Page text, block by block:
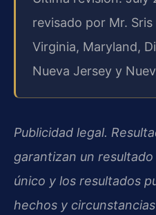
revisado por Mr.
Virginia, Maryland,
Nueva Jersey y
Publicidad legal.
garantizan un
único y los resultados
hechos y